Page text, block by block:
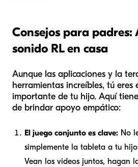
Consejos para padres:
sonido RL en casa
Aunque las aplicaciones y la
herramientas increíbles, tú eres
importante de tu hijo. Aquí
de brindar apoyo empático:
El juego conjunto es clave: No
simplemente la tableta a tu
Vean los videos juntos, hagan